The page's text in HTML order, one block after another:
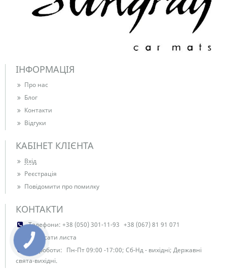
ІНФОРМАЦІЯ
Про нас
Блог
Контакти
Відгуки
КАБІНЕТ КЛІЄНТА
Вхід
Реєстрація
Повідомити про помилку
КОНТАКТИ
Телефони: +38 (050) 301-11-93 +38 (067) 81 91 071
Написати листа
Час роботи: Пн-Пт 09:00 -17:00; Сб-Нд - вихідні; Державні
свята-вихідні.
КНОПКА
ЗВ'ЯЗКУ